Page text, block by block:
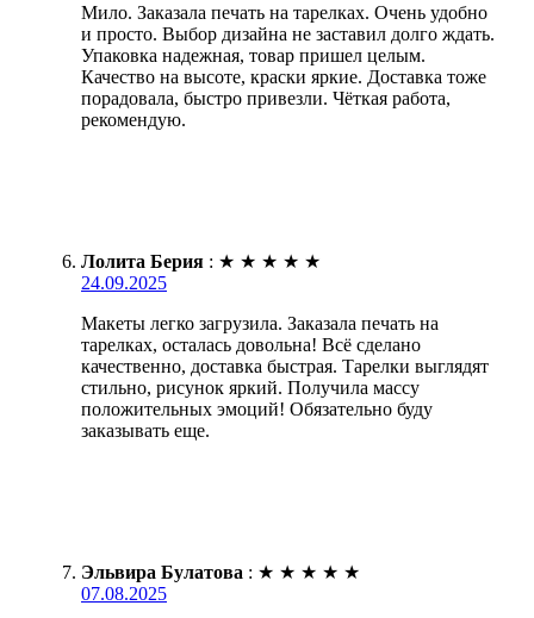
Мило. Заказала печать на тарелках. Очень удобно
и просто. Выбор дизайна не заставил долго ждать.
Упаковка надежная, товар пришел целым.
Качество на высоте, краски яркие. Доставка тоже
порадовала, быстро привезли. Чёткая работа,
рекомендую.
Лолита Берия : ★ ★ ★ ★ ★
24.09.2025
Макеты легко загрузила. Заказала печать на
тарелках, осталась довольна! Всё сделано
качественно, доставка быстрая. Тарелки выглядят
стильно, рисунок яркий. Получила массу
положительных эмоций! Обязательно буду
заказывать еще.
Эльвира Булатова : ★ ★ ★ ★ ★
07.08.2025